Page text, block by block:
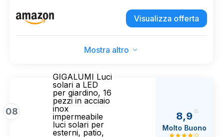
Drenaggio Acqua 30 x 30 x 2,3 cm Realistico
Pavimento Morbido Terrazza Patio Giardino
Visualizza offerta
Mostra altro
08
GIGALUMI Luci
solari a LED
per giardino, 16
pezzi in acciaio
inox
impermeabile
luci solari per
esterni, patio,
8,9
Molto Buono